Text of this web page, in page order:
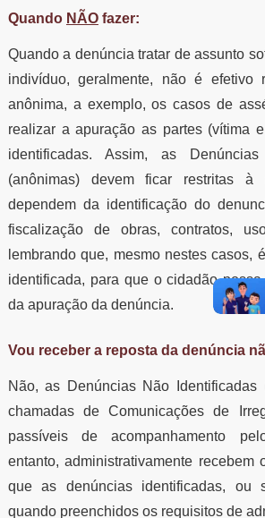
Quando NÃOfazer:
Quando a denúncia tratar de assunto
indivíduo, geralmente, não é efetivo
anônima, a exemplo, os casos de
realizar a apuração as partes (vítima
identificadas. Assim, as
(anônimas) devem ficar restritas à
dependem da identificação do
fiscalização de obras, contratos,
lembrando que, mesmo nestes casos,
identificada, para que o cidadão
da apuração da denúncia.
Vou receber a reposta da denúncia
Não, as Denúncias Não Identificadas
chamadas de Comunicações de
passíveis de acompanhamento
entanto, administrativamente recebem
que as denúncias identificadas, ou
quando preenchidos os requisitos de